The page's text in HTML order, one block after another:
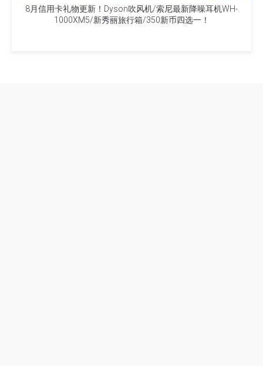
8月信用卡礼物更新！Dyson吹风机/索尼最新降噪耳机WH-
1000XM5/新秀丽旅行箱/350新币四选一！